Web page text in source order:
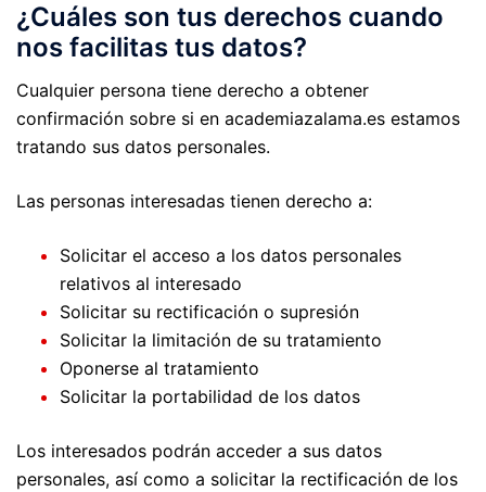
¿Cuáles son tus derechos cuando
nos facilitas tus datos?
Cualquier persona tiene derecho a obtener
confirmación sobre si en academiazalama.es estamos
tratando sus datos personales.
Las personas interesadas tienen derecho a:
Solicitar el acceso a los datos personales
relativos al interesado
Solicitar su rectificación o supresión
Solicitar la limitación de su tratamiento
Oponerse al tratamiento
Solicitar la portabilidad de los datos
Los interesados podrán acceder a sus datos
personales, así como a solicitar la rectificación de los